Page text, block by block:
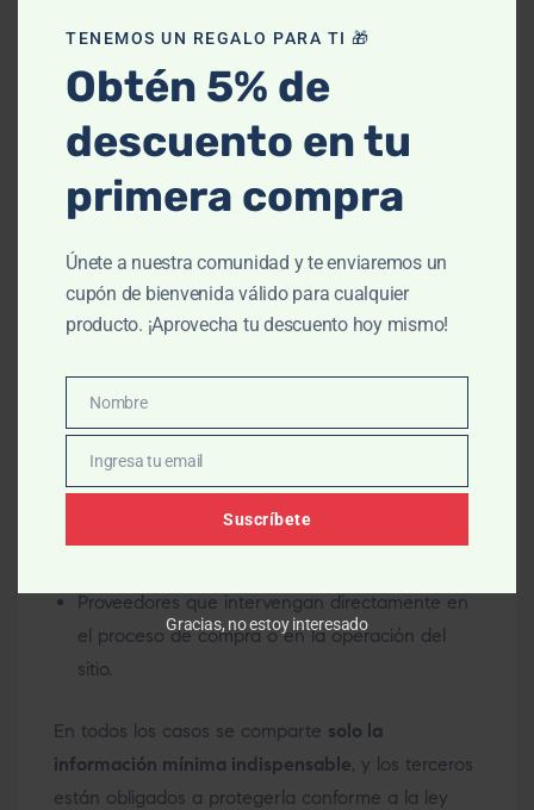
CityDerm podrá compartir datos personales
únicamentecon terceros indispensables para
operar el sitio, completar pedidos y garantizar su
funcionamiento, tales como:
entrega de productos.
Pasarelas de pago certificadas, para procesar
transacciones de forma segura.
tecnológica, incluidos servidores,
mantenimiento y respaldo.
Herramientas de analítica web, para
Proveedores que intervengan directamente en
el proceso de compra o en la operación del
sitio.
En todos los casos se comparte solo la
información mínima indispensable, y los terceros
están obligados a protegerla conforme a la ley
TENEMOS UN REGALO PARA TI 🎁
Obtén 5% de
descuento en tu
primera compra
Únete a nuestra comunidad y te enviaremos un
cupón de bienvenida válido para cualquier
producto. ¡Aprovecha tu descuento hoy mismo!
Nombre
Nombre
Email
Ingresa tu email
Suscríbete
Gracias, no estoy interesado